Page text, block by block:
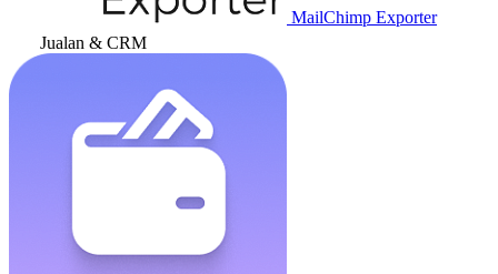
MailChimp Exporter
Jualan & CRM